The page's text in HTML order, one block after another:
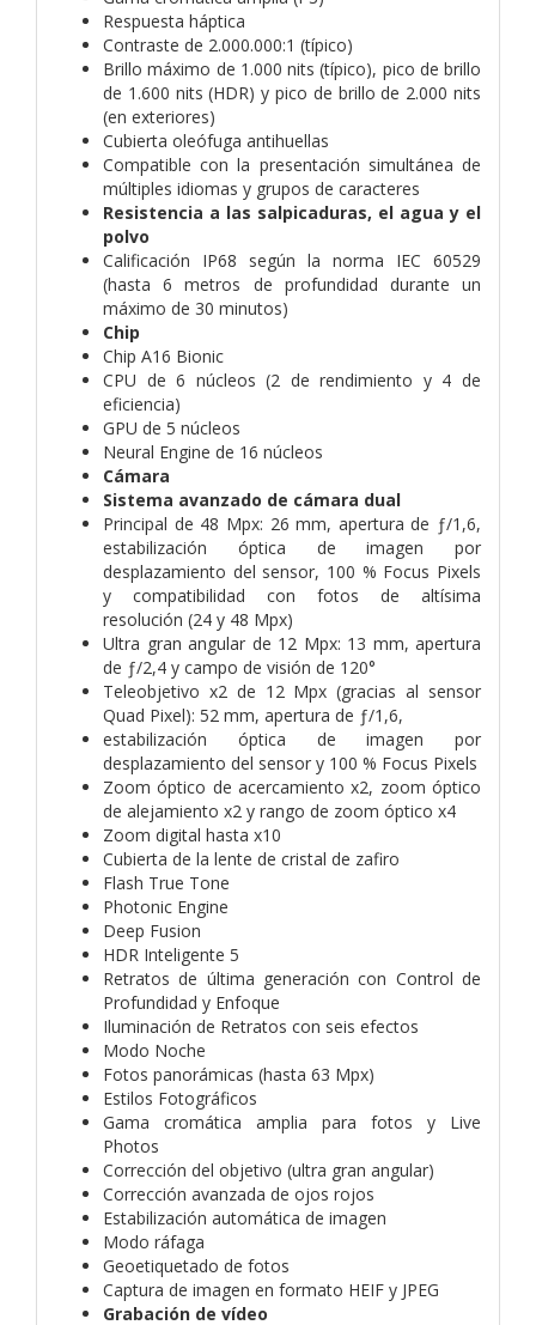
Respuesta háptica
Contraste de 2.000.000:1 (típico)
Brillo máximo de 1.000 nits (típico), pico de brillo
de 1.600 nits (HDR) y pico de brillo de 2.000 nits
(en exteriores)
Cubierta oleófuga antihuellas
Compatible con la presentación simultánea de
múltiples idiomas y grupos de caracteres
Resistencia a las salpicaduras, el agua y el
polvo
Calificación IP68 según la norma IEC 60529
(hasta 6 metros de profundidad durante un
máximo de 30 minutos)
Chip
Chip A16 Bionic
CPU de 6 núcleos (2 de rendimiento y 4 de
eficiencia)
GPU de 5 núcleos
Neural Engine de 16 núcleos
Cámara
Sistema avanzado de cámara dual
Principal de 48 Mpx: 26 mm, apertura de ƒ/1,6,
estabili­zación óptica de imagen por
desplazamiento del sensor, 100 % Focus Pixels
y compati­bilidad con fotos de altísima
resolución (24 y 48 Mpx)
Ultra gran angular de 12 Mpx: 13 mm, apertura
de ƒ/2,4 y campo de visión de 120°
Teleobjetivo x2 de 12 Mpx (gracias al sensor
Quad Pixel): 52 mm, apertura de ƒ/1,6,
estabili­zación óptica de imagen por
desplazamiento del sensor y 100 % Focus Pixels
Zoom óptico de acercamiento x2, zoom óptico
de alejamiento x2 y rango de zoom óptico x4
Zoom digital hasta x10
Cubierta de la lente de cristal de zafiro
Flash True Tone
Photonic Engine
Deep Fusion
HDR Inteligente 5
Retratos de última generación con Control de
Profundidad y Enfoque
Iluminación de Retratos con seis efectos
Modo Noche
Fotos panorámicas (hasta 63 Mpx)
Estilos Fotográficos
Gama cromática amplia para fotos y Live
Photos
Corrección del objetivo (ultra gran angular)
Corrección avanzada de ojos rojos
Estabilización automática de imagen
Modo ráfaga
Geoetiquetado de fotos
Captura de imagen en formato HEIF y JPEG
Grabación de vídeo